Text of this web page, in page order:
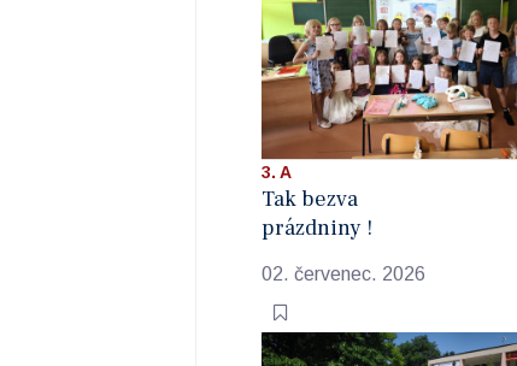
3. A
Tak bezva
prázdniny !
02. červenec. 2026